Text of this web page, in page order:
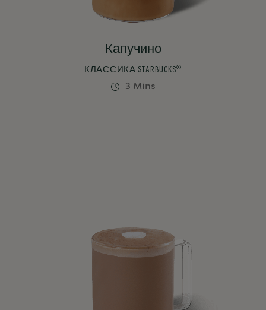
Капучино
КЛАССИКА STARBUCKS®
3 Mins